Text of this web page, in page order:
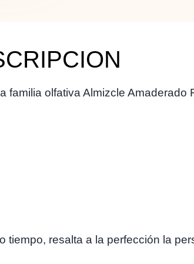
familia olfativa Almizcle Amaderado
resalta a la perfección la